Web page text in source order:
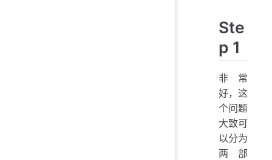
Ste
p 1
非常
好，这
个问题
大致可
以分为
两部